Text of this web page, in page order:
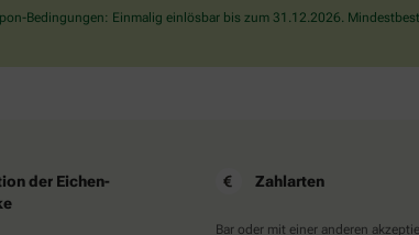
Baum.
Bedingungen: Einmalig einlösbar bis zum 31.12.2026.
der Eichen-
Zahlarten
Bar oder mit einer anderen